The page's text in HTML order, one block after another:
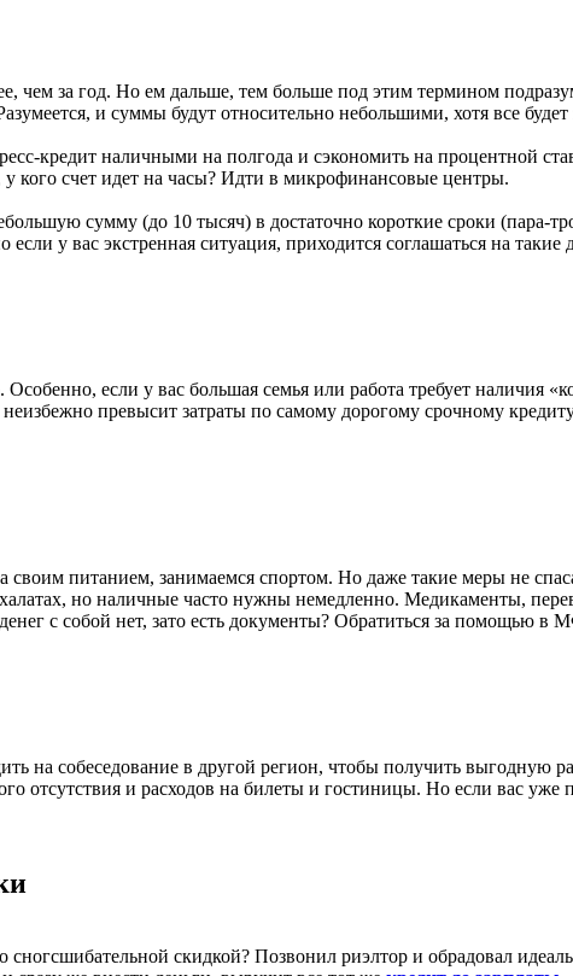
чем за год. Но ем дальше, тем больше под этим термином
и суммы будут относительно небольшими, хотя все будет
кредит наличными на полгода и сэкономить на процентной
кого счет идет на часы? Идти в микрофинансовые центры.
сумму (до 10 тысяч) в достаточно короткие сроки (пара-
у вас экстренная ситуация, приходится соглашаться на такие
если у вас большая семья или работа требует наличия
превысит затраты по самому дорогому срочному
питанием, занимаемся спортом. Но даже такие меры не
но наличные часто нужны немедленно. Медикаменты,
с собой нет, зато есть документы? Обратиться за помощью в
на собеседование в другой регион, чтобы получить выгодную
отсутствия и расходов на билеты и гостиницы. Но если вас
скидкой? Позвонил риэлтор и обрадовал